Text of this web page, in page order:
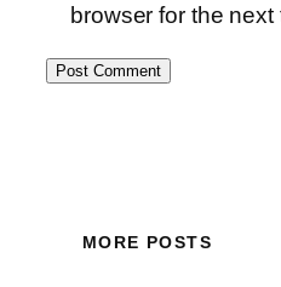
browser for the
MORE POSTS